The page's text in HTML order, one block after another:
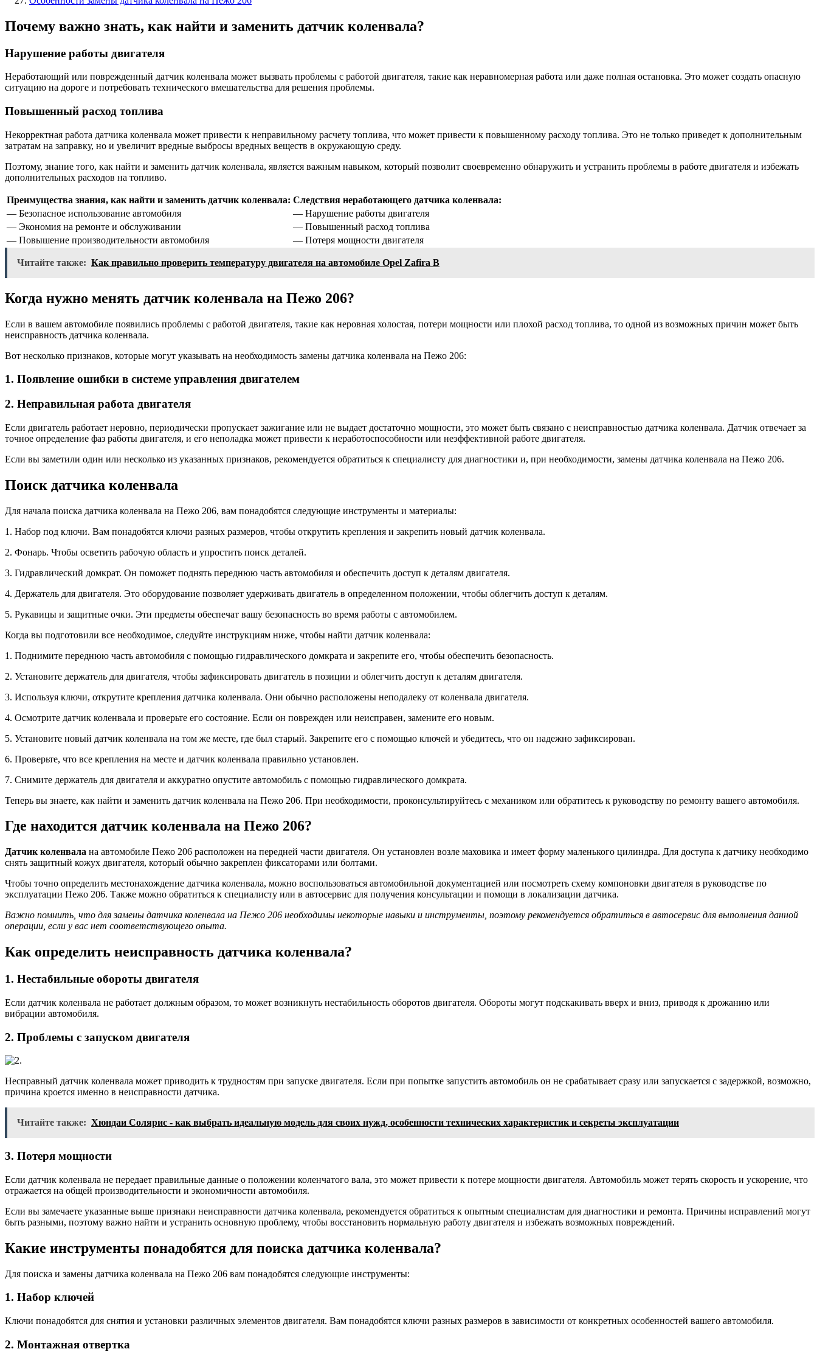
Почему важно знать, как найти и заменить датчик коленвала?
Нарушение работы двигателя
Неработающий или поврежденный датчик коленвала может вызвать проблемы с работой двигателя, такие как неравномерная работа или даже полная остановка. Это может создать опасную
ситуацию на дороге и потребовать технического вмешательства для решения проблемы.
Повышенный расход топлива
Некорректная работа датчика коленвала может привести к неправильному расчету топлива, что может привести к повышенному расходу топлива. Это не только приведет к дополнительным
затратам на заправку, но и увеличит вредные выбросы вредных веществ в окружающую среду.
Поэтому, знание того, как найти и заменить датчик коленвала, является важным навыком, который позволит своевременно обнаружить и устранить проблемы в работе двигателя и избежать
дополнительных расходов на топливо.
Преимущества знания, как найти и заменить датчик коленвала: Следствия неработающего датчика коленвала:
— Безопасное использование автомобиля
— Нарушение работы двигателя
— Экономия на ремонте и обслуживании
— Повышенный расход топлива
— Повышение производительности автомобиля
— Потеря мощности двигателя
Читайте также: Как правильно проверить температуру двигателя на автомобиле Opel Zafira B
Когда нужно менять датчик коленвала на Пежо 206?
Если в вашем автомобиле появились проблемы с работой двигателя, такие как неровная холостая, потери мощности или плохой расход топлива, то одной из возможных причин может быть
неисправность датчика коленвала.
Вот несколько признаков, которые могут указывать на необходимость замены датчика коленвала на Пежо 206:
1. Появление ошибки в системе управления двигателем
2. Неправильная работа двигателя
Если двигатель работает неровно, периодически пропускает зажигание или не выдает достаточно мощности, это может быть связано с неисправностью датчика коленвала. Датчик отвечает за
точное определение фаз работы двигателя, и его неполадка может привести к неработоспособности или неэффективной работе двигателя.
Если вы заметили один или несколько из указанных признаков, рекомендуется обратиться к специалисту для диагностики и, при необходимости, замены датчика коленвала на Пежо 206.
Поиск датчика коленвала
Для начала поиска датчика коленвала на Пежо 206, вам понадобятся следующие инструменты и материалы:
1. Набор под ключи. Вам понадобятся ключи разных размеров, чтобы открутить крепления и закрепить новый датчик коленвала.
2. Фонарь. Чтобы осветить рабочую область и упростить поиск деталей.
3. Гидравлический домкрат. Он поможет поднять переднюю часть автомобиля и обеспечить доступ к деталям двигателя.
4. Держатель для двигателя. Это оборудование позволяет удерживать двигатель в определенном положении, чтобы облегчить доступ к деталям.
5. Рукавицы и защитные очки. Эти предметы обеспечат вашу безопасность во время работы с автомобилем.
Когда вы подготовили все необходимое, следуйте инструкциям ниже, чтобы найти датчик коленвала:
1. Поднимите переднюю часть автомобиля с помощью гидравлического домкрата и закрепите его, чтобы обеспечить безопасность.
2. Установите держатель для двигателя, чтобы зафиксировать двигатель в позиции и облегчить доступ к деталям двигателя.
3. Используя ключи, открутите крепления датчика коленвала. Они обычно расположены неподалеку от коленвала двигателя.
4. Осмотрите датчик коленвала и проверьте его состояние. Если он поврежден или неисправен, замените его новым.
5. Установите новый датчик коленвала на том же месте, где был старый. Закрепите его с помощью ключей и убедитесь, что он надежно зафиксирован.
6. Проверьте, что все крепления на месте и датчик коленвала правильно установлен.
7. Снимите держатель для двигателя и аккуратно опустите автомобиль с помощью гидравлического домкрата.
Теперь вы знаете, как найти и заменить датчик коленвала на Пежо 206. При необходимости, проконсультируйтесь с механиком или обратитесь к руководству по ремонту вашего автомобиля.
Где находится датчик коленвала на Пежо 206?
Датчик коленвала на автомобиле Пежо 206 расположен на передней части двигателя. Он установлен возле маховика и имеет форму маленького цилиндра. Для доступа к датчику необходимо
снять защитный кожух двигателя, который обычно закреплен фиксаторами или болтами.
Чтобы точно определить местонахождение датчика коленвала, можно воспользоваться автомобильной документацией или посмотреть схему компоновки двигателя в руководстве по
эксплуатации Пежо 206. Также можно обратиться к специалисту или в автосервис для получения консультации и помощи в локализации датчика.
Важно помнить, что для замены датчика коленвала на Пежо 206 необходимы некоторые навыки и инструменты, поэтому рекомендуется обратиться в автосервис для выполнения данной
операции, если у вас нет соответствующего опыта.
Как определить неисправность датчика коленвала?
1. Нестабильные обороты двигателя
Если датчик коленвала не работает должным образом, то может возникнуть нестабильность оборотов двигателя. Обороты могут подскакивать вверх и вниз, приводя к дрожанию или
вибрации автомобиля.
2. Проблемы с запуском двигателя
Несправный датчик коленвала может приводить к трудностям при запуске двигателя. Если при попытке запустить автомобиль он не срабатывает сразу или запускается с задержкой, возможно,
причина кроется именно в неисправности датчика.
Читайте также: Хюндаи Солярис - как выбрать идеальную модель для своих нужд, особенности технических характеристик и секреты эксплуатации
3. Потеря мощности
Если датчик коленвала не передает правильные данные о положении коленчатого вала, это может привести к потере мощности двигателя. Автомобиль может терять скорость и ускорение, что
отражается на общей производительности и экономичности автомобиля.
Если вы замечаете указанные выше признаки неисправности датчика коленвала, рекомендуется обратиться к опытным специалистам для диагностики и ремонта. Причины исправлений могут
быть разными, поэтому важно найти и устранить основную проблему, чтобы восстановить нормальную работу двигателя и избежать возможных повреждений.
Какие инструменты понадобятся для поиска датчика коленвала?
Для поиска и замены датчика коленвала на Пежо 206 вам понадобятся следующие инструменты:
1. Набор ключей
Ключи понадобятся для снятия и установки различных элементов двигателя. Вам понадобятся ключи разных размеров в зависимости от конкретных особенностей вашего автомобиля.
2. Монтажная отвертка